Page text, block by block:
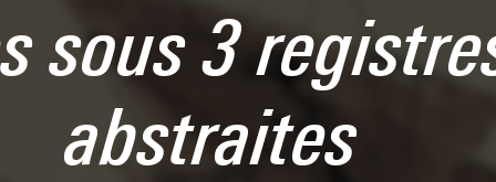
sous 3
abstraites